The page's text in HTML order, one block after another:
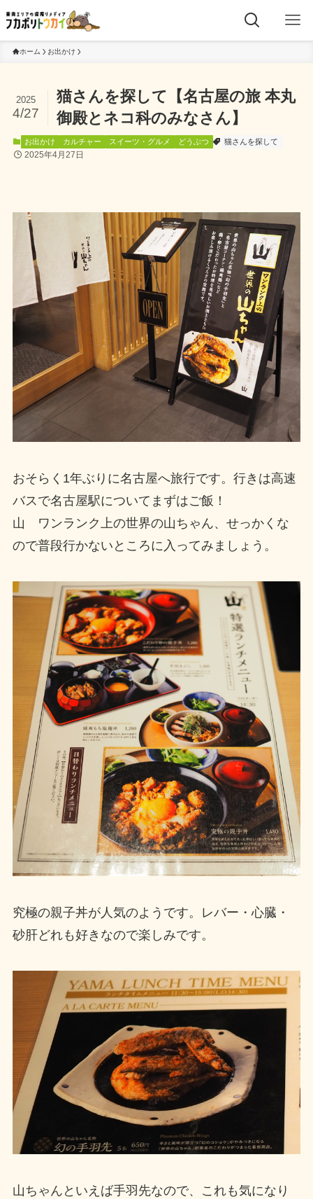
ホーム お出かけ
猫さんを探して【名古屋の旅 本丸
御殿とネコ科のみなさん】
2025
4/27
お出かけ カルチャー スイーツ・グルメ どうぶつ 猫さんを探して
2025年4月27日
おそらく1年ぶりに名古屋へ旅行です。行きは高速
バスで名古屋駅についてまずはご飯！
山 ワンランク上の世界の山ちゃん、せっかくな
ので普段行かないところに入ってみましょう。
究極の親子丼が人気のようです。レバー・心臓・
砂肝どれも好きなので楽しみです。
山ちゃんといえば手羽先なので、これも気になり